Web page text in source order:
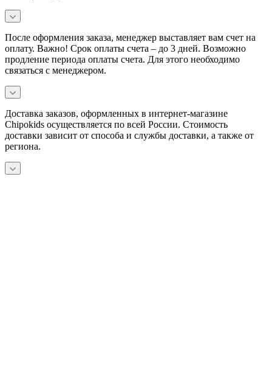
После оформления заказа, менеджер выставляет вам счет на
оплату. Важно! Срок оплаты счета – до 3 дней. Возможно
продление периода оплаты счета. Для этого необходимо
связаться с менеджером.
Доставка заказов, оформленных в интернет-магазине
Chipokids осуществляется по всей России. Стоимость
доставки зависит от способа и службы доставки, а также от
региона.